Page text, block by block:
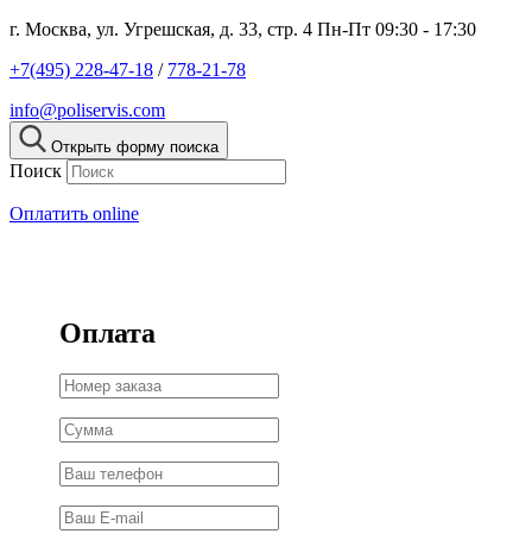
г. Москва, ул. Угрешская, д. 33, стр. 4 Пн-Пт 09:30 - 17:30
+7(495) 228-47-18 / 778-21-78
info@poliservis.com
Открыть форму поиска
Поиск
Оплатить online
Оплата